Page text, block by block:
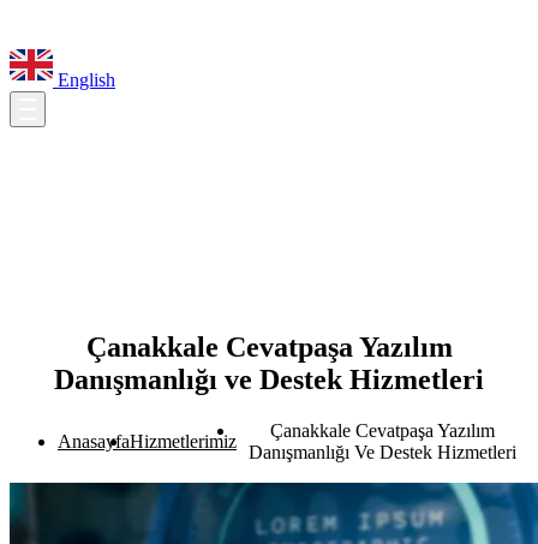
English
Çanakkale Cevatpaşa Yazılım
Danışmanlığı ve Destek Hizmetleri
AnasayfaHizmetlerimiz
Çanakkale Cevatpaşa Yazılım
Danışmanlığı Ve Destek Hizmetleri